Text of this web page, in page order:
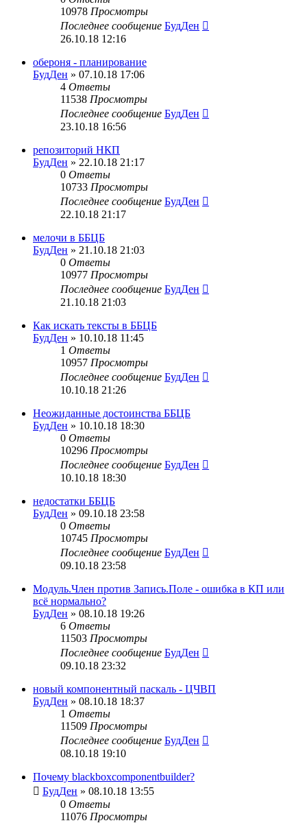
10978 Просмотры
Последнее сообщение БудДен
26.10.18 12:16
обероня - планирование
БудДен » 07.10.18 17:06
4 Ответы
11538 Просмотры
Последнее сообщение БудДен
23.10.18 16:56
репозиторий НКП
БудДен » 22.10.18 21:17
0 Ответы
10733 Просмотры
Последнее сообщение БудДен
22.10.18 21:17
мелочи в ББЦБ
БудДен » 21.10.18 21:03
0 Ответы
10977 Просмотры
Последнее сообщение БудДен
21.10.18 21:03
Как искать тексты в ББЦБ
БудДен » 10.10.18 11:45
1 Ответы
10957 Просмотры
Последнее сообщение БудДен
10.10.18 21:26
Неожиданные достоинства ББЦБ
БудДен » 10.10.18 18:30
0 Ответы
10296 Просмотры
Последнее сообщение БудДен
10.10.18 18:30
недостатки ББЦБ
БудДен » 09.10.18 23:58
0 Ответы
10745 Просмотры
Последнее сообщение БудДен
09.10.18 23:58
Модуль.Член против Запись.Поле - ошибка в КП или
всё нормально?
БудДен » 08.10.18 19:26
6 Ответы
11503 Просмотры
Последнее сообщение БудДен
09.10.18 23:32
новый компонентный паскаль - ЦЧВП
БудДен » 08.10.18 18:37
1 Ответы
11509 Просмотры
Последнее сообщение БудДен
08.10.18 19:10
Почему blackboxcomponentbuilder?
БудДен » 08.10.18 13:55
0 Ответы
11076 Просмотры